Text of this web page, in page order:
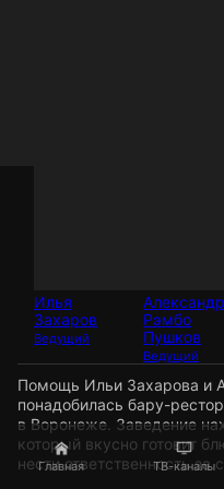
Главная ТВ-каналы
Илья
Захаров
Ведущий
Александр
Рэмбо
Пушков
Ведущий
Помощь Ильи Захарова и
понадобилась бару-
в Воронеже. Заведение
который вкусно готовит
нести ответственность за